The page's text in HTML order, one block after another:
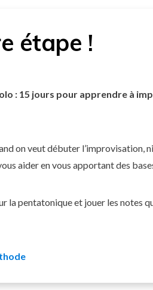
étape !
: 15 jours pour apprendre à
on veut débuter l’improvisation,
aider en vous apportant des
la pentatonique et jouer les notes